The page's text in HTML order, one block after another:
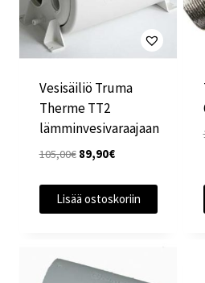
Vesisäiliö Truma
Therme TT2
lämminvesivaraajaan
105,00€ Alkuperäinen
89,90€Nykyinen
Lisää ostoskoriin